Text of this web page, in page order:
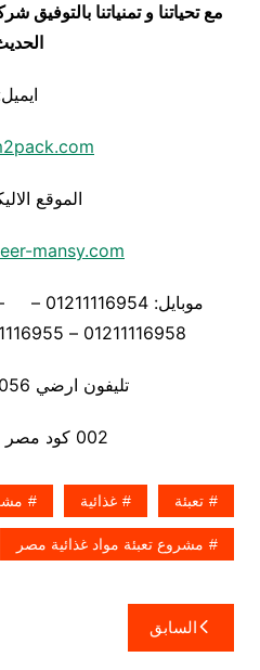
مع تحياتنا و تمنياتنا
الموقع
mansy.com
تليفون ارضي 0225880056
002 كود مصر قبل الرقم
تعبئة غذائية
مشروع تعبئة مواد غذائية مصر
تصفّح
المقالات
السابق